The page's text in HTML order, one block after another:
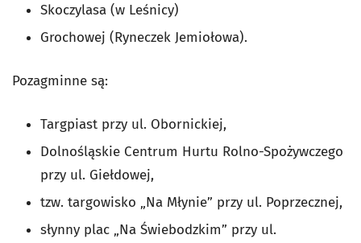
Skoczylasa (w Leśnicy)
Grochowej (Ryneczek Jemiołowa).
Pozagminne są:
Targpiast przy ul. Obornickiej,
Dolnośląskie Centrum Hurtu Rolno-Spożywczego
przy ul. Giełdowej,
tzw. targowisko „Na Młynie” przy ul. Poprzecznej,
słynny plac „Na Świebodzkim” przy ul.